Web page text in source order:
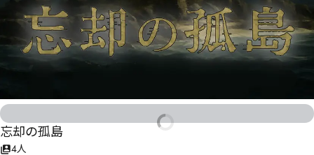
忘却の孤島
4人